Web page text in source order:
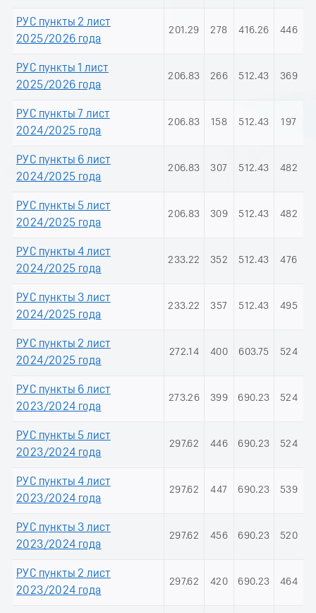
РУС пункты 2 лист
2025/2026 года
201.29 278 416.26 446
РУС пункты 1 лист
2025/2026 года
206.83 266 512.43 369
РУС пункты 7 лист
2024/2025 года
206.83 158 512.43 197
РУС пункты 6 лист
2024/2025 года
206.83 307 512.43 482
РУС пункты 5 лист
2024/2025 года
206.83 309 512.43 482
РУС пункты 4 лист
2024/2025 года
233.22 352 512.43 476
РУС пункты 3 лист
2024/2025 года
233.22 357 512.43 495
РУС пункты 2 лист
2024/2025 года
272.14 400 603.75 524
РУС пункты 6 лист
2023/2024 года
273.26 399 690.23 524
РУС пункты 5 лист
2023/2024 года
297.62 446 690.23 524
РУС пункты 4 лист
2023/2024 года
297.62 447 690.23 539
РУС пункты 3 лист
2023/2024 года
297.62 456 690.23 520
РУС пункты 2 лист
2023/2024 года
297.62 420 690.23 464